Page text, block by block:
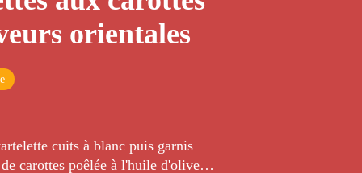
orientales
cuits à blanc puis garnis
carottes poêlée à l'huile d'olive